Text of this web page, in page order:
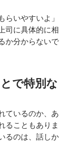
いやすいよ」
司に具体的に相
か分からないで
で特別な
ているのか、あ
ることもありま
るのは、話しか